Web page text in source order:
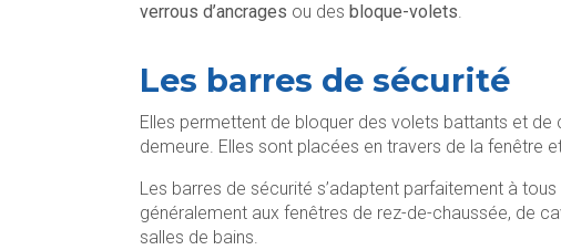
verrous d’ancrages ou des bloque-volets.
Les barres de sécurité
Elles permettent de bloquer des volets battants et
demeure. Elles sont placées en travers de la fenêtre
Les barres de sécurité s’adaptent parfaitement à
généralement aux fenêtres de rez-de-chaussée, de
salles de bains.